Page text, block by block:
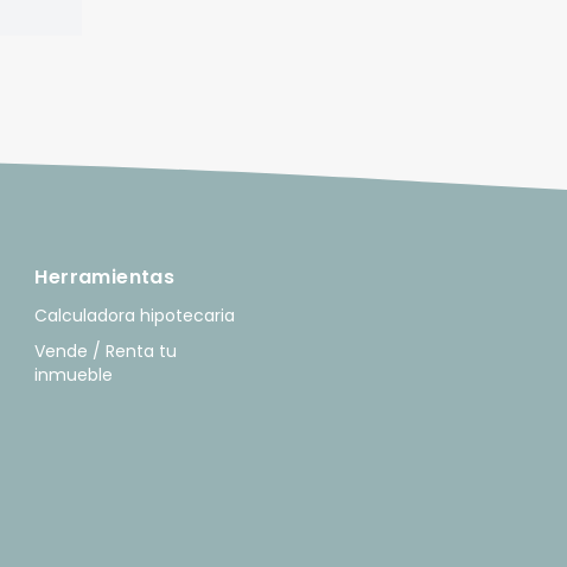
Herramientas
Calculadora hipotecaria
Vende / Renta tu
inmueble